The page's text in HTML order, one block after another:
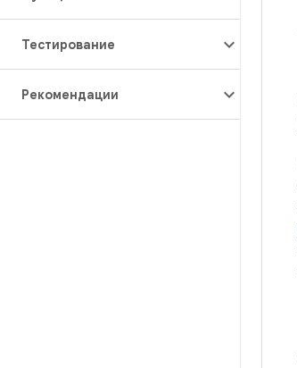
Тестирование
Рекомендации